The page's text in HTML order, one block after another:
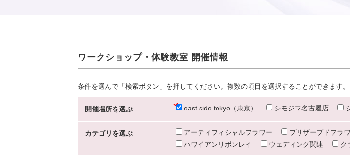
ワークショップ・体験教室 開催情報
条件を選んで「検索ボタン」を押してください。複数の項目を選択することができます。
開催場所を選ぶ east side tokyo（東京） シモジマ名古屋店
カテゴリを選ぶ アーティフィシャルフラワー プリザーブドフラ
ハワイアンリボンレイ
ウェディング関連 ク